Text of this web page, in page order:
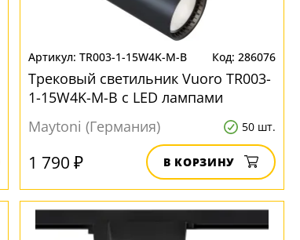
TR003-1-15W4K-M-B 286076
Трековый светильник Vuoro TR003-
1-15W4K-M-B с LED лампами
Maytoni (Германия)
50 шт.
1 790 ₽ В КОРЗИНУ